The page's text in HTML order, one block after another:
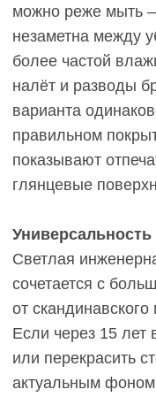
практичность в
Светлые оттенки — выбор
визуальный простор,
универсальность на годы.
конкретные плюсы и
Меньше видна пыль и
бежевых оттенках пыль
между уборками. Это
семей с детьми, где полы
времени на ежедневную
домашних животных
на светлом дубе не
тоном, потому что
Преимущества